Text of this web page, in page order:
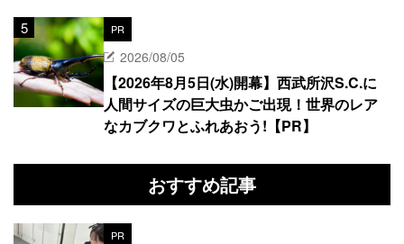
PR
2026/08/05
【2026年8月5日(水)開幕】西武所沢S.C.に
人間サイズの巨大虫かご出現！世界のレア
なカブクワとふれあおう!【PR】
おすすめ記事
PR